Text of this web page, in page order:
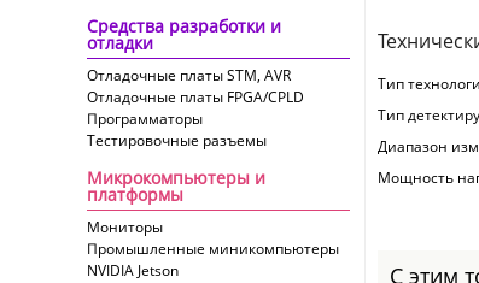
Средства разработки и
отладки
Отладочные платы STM, AVR
Отладочные платы FPGA/CPLD
Программаторы
Тестировочные разъемы
Микрокомпьютеры и
платформы
Мониторы
Промышленные миникомпьютеры
NVIDIA Jetson
Тип
Тип
Диапазон
Мощность
С этим